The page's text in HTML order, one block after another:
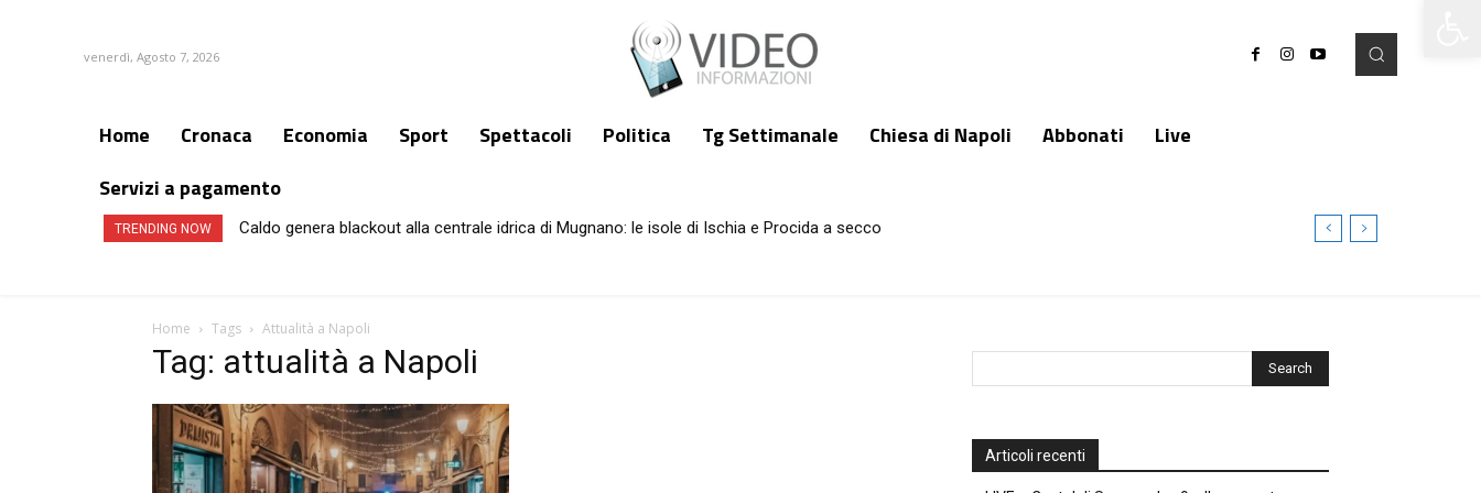
venerdì, Agosto 7, 2026
Home Cronaca Economia Sport Spettacoli Politica Tg Settimanale Chiesa di Napoli Abbonati
Live
Servizi a pagamento
TRENDING NOW Caldo genera blackout alla centrale idrica di Mugnano: le isole di Ischia e Procida a secco
Campi Flegrei, aumentano gli sfollati e infuria lo scontro politico
Home Tags Attualità a Napoli
Tag: attualità a Napoli
Articoli recenti